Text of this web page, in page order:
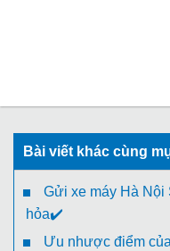
Bài viết khác cùng
Gửi xe máy Hà Nội
hỏa✔️
Ưu nhược điểm